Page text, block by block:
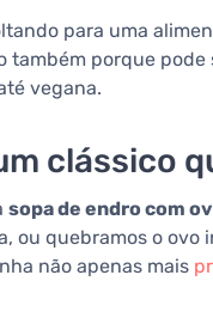
para uma
também porque
vegana.
clássico
sopa de endro com
ou quebramos o
não apenas mais